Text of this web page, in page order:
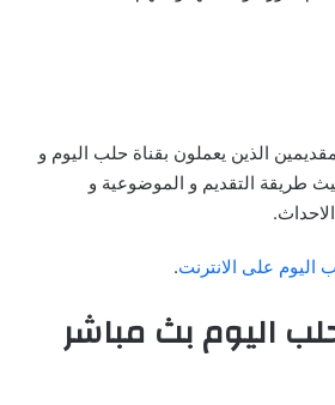
الذين يعملون بقناة حلب اليوم و
طريقة التقديم و الموضوعية و
اليوم على الانترنت.
اليوم بث مباشر